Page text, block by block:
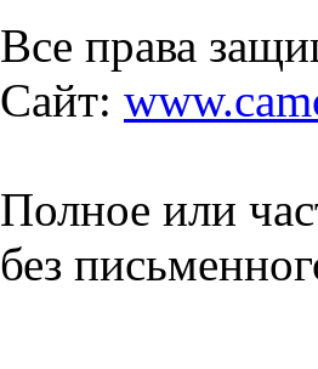
Все права
Сайт:
Полное или
без